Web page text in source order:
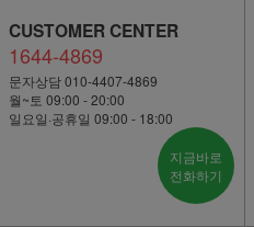
CUSTOMER CENTER
1644-4869
문자상담 010-4407-4869
월~토 09:00 - 20:00
일요일·공휴일 09:00 - 18:00
지금바로
전화하기